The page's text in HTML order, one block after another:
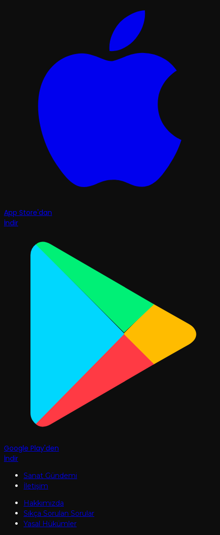
App Store'dan
İndir
Google Play'den
İndir
Sanat Gündemi
İletişim
Hakkımızda
Sıkça Sorulan Sorular
Yasal Hükümler